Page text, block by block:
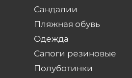
Сандалии
Пляжная обувь
Одежда
Сапоги резиновые
Полуботинки